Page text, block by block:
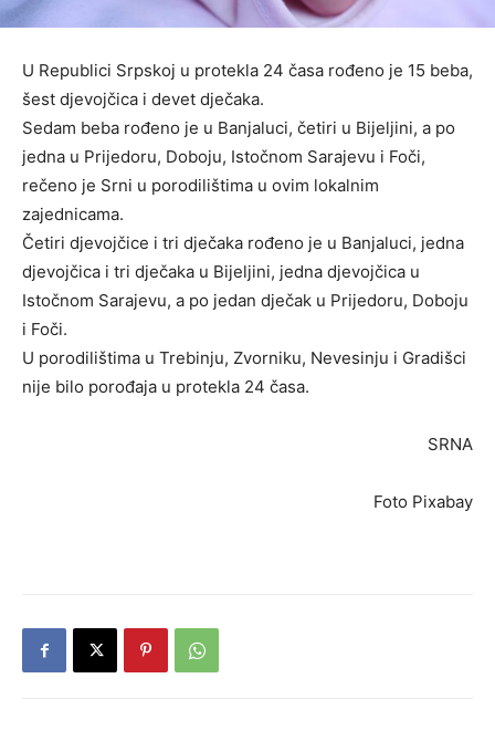
U Republici Srpskoj u protekla 24 časa rođeno je 15 beba,
šest djevojčica i devet dječaka.
Sedam beba rođeno je u Banjaluci, četiri u Bijeljini, a po
jedna u Prijedoru, Doboju, Istočnom Sarajevu i Foči,
rečeno je Srni u porodilištima u ovim lokalnim
zajednicama.
Četiri djevojčice i tri dječaka rođeno je u Banjaluci, jedna
djevojčica i tri dječaka u Bijeljini, jedna djevojčica u
Istočnom Sarajevu, a po jedan dječak u Prijedoru, Doboju
i Foči.
U porodilištima u Trebinju, Zvorniku, Nevesinju i Gradišci
nije bilo porođaja u protekla 24 časa.
SRNA
Foto Pixabay